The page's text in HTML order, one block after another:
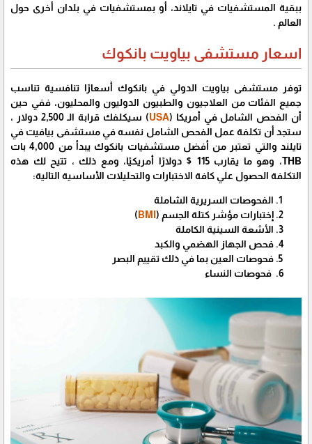
ببقية المستشفيات في تايلاند، أو بمستشفيات في بلدان أخرى حول
العالم .
اسعار مستشفى بياويت بانكوك
توفر مستشفى بياويت الدولي في بانكوك أسعارًا تنافسية تناسب
جميع الفئات من العلاجيون والطبيون الدوليون والمحليون، ففي حين
أن الفحص الشامل في أمريكا (USA
) سيكلفك قرابة الـ 2,500 دولار ،
ستجد أن تكلفة عمل الفحص الشامل نفسه في مستشفى بيافيت في
تايلند والتي تعتبر من أفضل مستشفيات بانكوك يبدأ من 4,000 بات
THB، وهو ما يقارب 115 $ دولارًا أمريكيًا، ومع ذلك ، تتيح لك هذه
التكلفة الحصول علي كافة الاختبارات والتحليلات الأساسية التالية:
الفحوصات السريرية الشاملة
إختبارات مؤشر كتلة الجسم ( BMI
)
الأشعة السينية الكاملة
فحص الجهاز الهضمي والكبد
فحوصات العين بما في ذلك تقييم البصر
فحوصات النساء